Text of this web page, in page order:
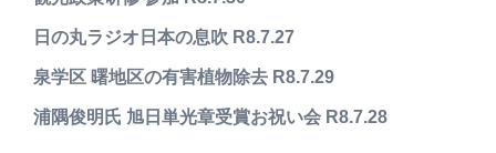
日の丸ラジオ日本の息吹 R8.7.27
泉学区 曙地区の有害植物除去 R8.7.29
浦隅俊明氏 旭日単光章受賞お祝い会 R8.7.28